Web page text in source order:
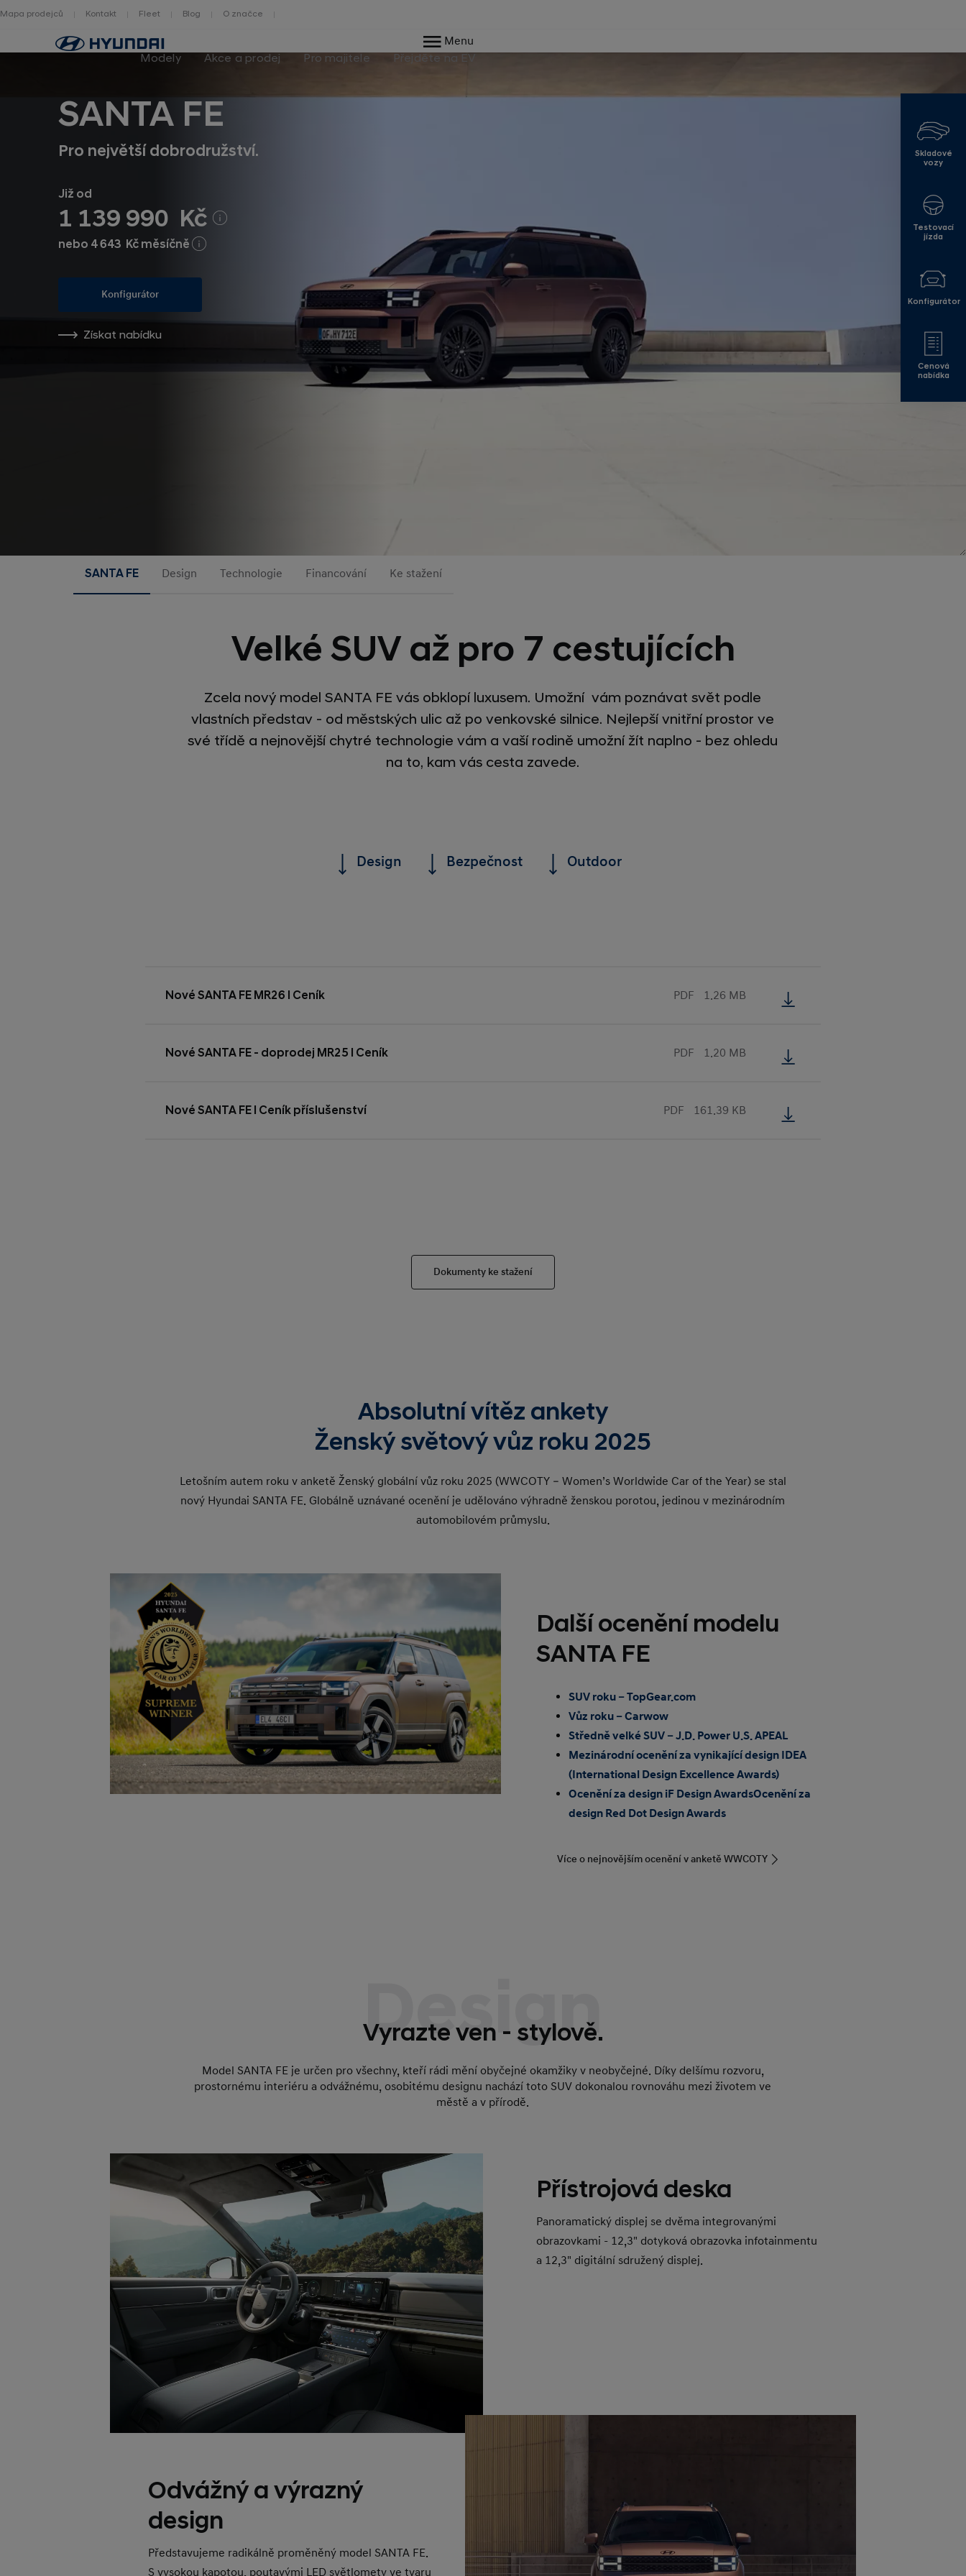
Mapa prodejců Kontakt Fleet Blog O značce
Zpět
na
homepage
Modely Akce a prodej Pro majitele Přejděte na EV
Menu
SANTA FE
Pro největší dobrodružství.
Již od
1 139 990 Kč
nebo 4 643 Kč měsíčně
Konfigurátor
Získat nabídku
SANTA FE Design Technologie Financování Ke stažení
Velké SUV až pro 7 cestujících
Zcela nový model SANTA FE vás obklopí luxusem. Umožní vám poznávat svět podle
vlastních představ - od městských ulic až po venkovské silnice. Nejlepší vnitřní prostor ve
své třídě a nejnovější chytré technologie vám a vaší rodině umožní žít naplno - bez ohledu
na to, kam vás cesta zavede.
Skladové
vozy
Testovací
jízda
Konfigurátor
Cenová
nabídka
Design Bezpečnost Outdoor
Nové SANTA FE MR26 l Ceník PDF 1.26 MB
Nové SANTA FE - doprodej MR25 l Ceník PDF 1.20 MB
Nové SANTA FE l Ceník příslušenství PDF 161.39 KB
Dokumenty ke stažení
Absolutní vítěz ankety
Ženský světový vůz roku 2025
Letošním autem roku v anketě Ženský globální vůz roku 2025 (WWCOTY – Women’s Worldwide Car of the Year) se stal
nový Hyundai SANTA FE. Globálně uznávané ocenění je udělováno výhradně ženskou porotou, jedinou v mezinárodním
automobilovém průmyslu.
Další ocenění modelu
SANTA FE
SUV roku – TopGear.com
Vůz roku – Carwow
Středně velké SUV – J.D. Power U.S. APEAL
Mezinárodní ocenění za vynikající design IDEA
(International Design Excellence Awards)
Ocenění za design iF Design AwardsOcenění za
design Red Dot Design Awards
Více o nejnovějším ocenění v anketě WWCOTY
Design
Vyrazte ven - stylově.
Model SANTA FE je určen pro všechny, kteří rádi mění obyčejné okamžiky v neobyčejné. Díky delšímu rozvoru,
prostornému interiéru a odvážnému, osobitému designu nachází toto SUV dokonalou rovnováhu mezi životem ve
městě a v přírodě.
Přístrojová deska
Panoramatický displej se dvěma integrovanými
obrazovkami - 12,3" dotyková obrazovka infotainmentu
a 12,3" digitální sdružený displej.
Odvážný a výrazný
design
Představujeme radikálně proměněný model SANTA FE.
S vysokou kapotou, poutavými LED světlomety ve tvaru